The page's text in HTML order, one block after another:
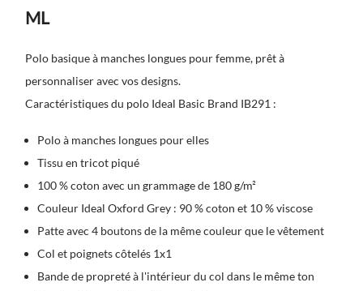
ML
Polo basique à manches longues pour femme, prêt à
personnaliser avec vos designs.
Caractéristiques du polo Ideal Basic Brand IB291 :
Polo à manches longues pour elles
Tissu en tricot piqué
100 % coton avec un grammage de 180 g/m²
Couleur Ideal Oxford Grey : 90 % coton et 10 % viscose
Patte avec 4 boutons de la même couleur que le vêtement
Col et poignets côtelés 1x1
Bande de propreté à l'intérieur du col dans le même ton